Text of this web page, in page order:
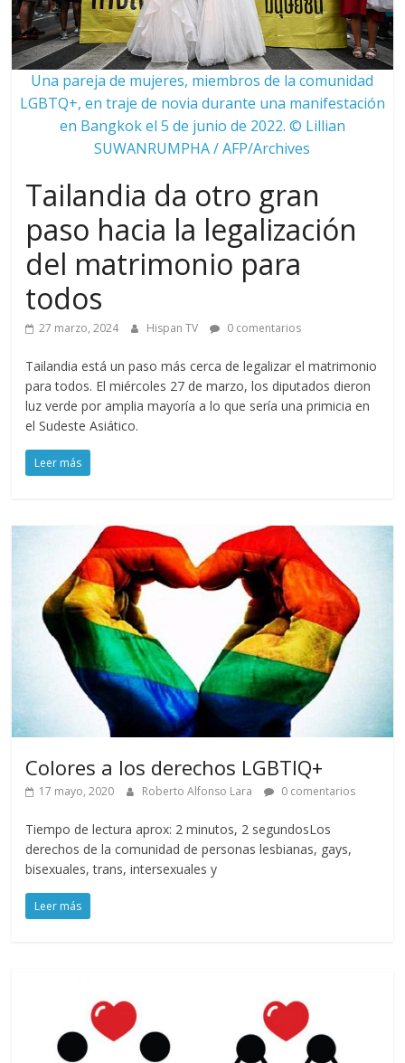
Una pareja de mujeres, miembros de la comunidad
LGBTQ+, en traje de novia durante una manifestación
en Bangkok el 5 de junio de 2022. © Lillian
SUWANRUMPHA / AFP/Archives
Tailandia da otro gran
paso hacia la legalización
del matrimonio para
todos
27 marzo, 2024 Hispan TV 0 comentarios
Tailandia está un paso más cerca de legalizar el matrimonio
para todos. El miércoles 27 de marzo, los diputados dieron
luz verde por amplia mayoría a lo que sería una primicia en
el Sudeste Asiático.
Leer más
Colores a los derechos LGBTIQ+
17 mayo, 2020 Roberto Alfonso Lara 0 comentarios
Tiempo de lectura aprox: 2 minutos, 2 segundosLos
derechos de la comunidad de personas lesbianas, gays,
bisexuales, trans, intersexuales y
Leer más